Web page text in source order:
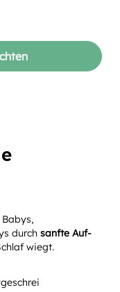
durch sanfte Auf-
wiegt.